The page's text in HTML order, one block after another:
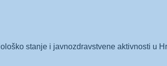
stanje i javnozdravstvene aktivnosti u